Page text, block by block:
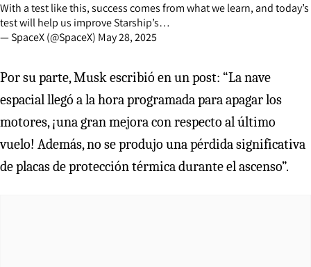
With a test like this, success comes from what we learn, and today’s
test will help us improve Starship’s…
— SpaceX (@SpaceX) May 28, 2025
Por su parte, Musk escribió en un post: “La nave
espacial llegó a la hora programada para apagar los
motores, ¡una gran mejora con respecto al último
vuelo! Además, no se produjo una pérdida significativa
de placas de protección térmica durante el ascenso”.